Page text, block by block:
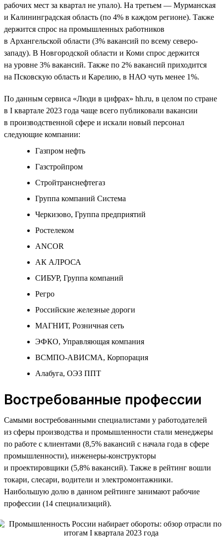
рабочих мест за квартал не упало). На третьем — Мурманская
и Калининградская область (по 4% в каждом регионе). Также
держится спрос на промышленных работников
в Архангельской области (3% вакансий по всему северо-
западу). В Новгородской области и Коми спрос держится
на уровне 3% вакансий. Также по 2% вакансий приходится
на Псковскую область и Карелию, в НАО чуть менее 1%.
По данным сервиса «Люди в цифрах» hh.ru, в целом по стране
в I квартале 2023 года чаще всего публиковали вакансии
в производственной сфере и искали новый персонал
следующие компании:
Газпром нефть
Газстройпром
Стройтранснефтегаз
Группа компаний Система
Черкизово, Группа предприятий
Ростелеком
ANCOR
АК АЛРОСА
СИБУР, Группа компаний
Регро
Российские железные дороги
МАГНИТ, Розничная сеть
ЭФКО, Управляющая компания
ВСМПО-АВИСМА, Корпорация
Алабуга, ОЭЗ ППТ
Востребованные профессии
Самыми востребованными специалистами у работодателей
из сферы производства и промышленности стали менеджеры
по работе с клиентами (8,5% вакансий с начала года в сфере
промышленности), инженеры-конструкторы
и проектировщики (5,8% вакансий). Также в рейтинг вошли
токари, слесари, водители и электромонтажники.
Наибольшую долю в данном рейтинге занимают рабочие
профессии (14 специализаций).